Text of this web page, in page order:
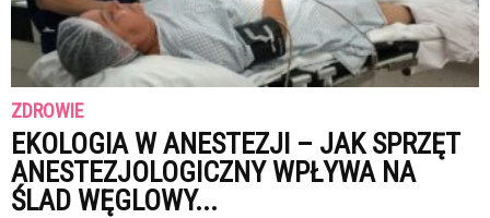
ZDROWIE
EKOLOGIA W ANESTEZJI – JAK SPRZĘT
ANESTEZJOLOGICZNY WPŁYWA NA
ŚLAD WĘGLOWY...